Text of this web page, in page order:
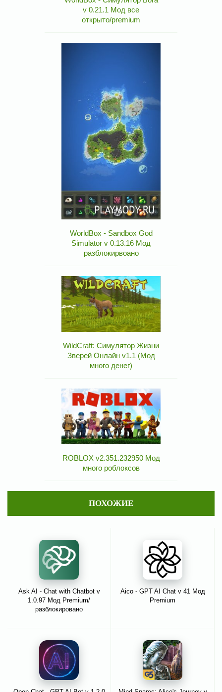
v 0.21.1 Мод все
открыто/premium
WorldBox - Sandbox God
Simulator v 0.13.16 Мод
разблокирвоано
WildCraft: Симулятор Жизни
Зверей Онлайн v1.1 (Мод
много денег)
ROBLOX v2.351.232950 Мод
много роблоксов
ПОХОЖИЕ
Ask AI - Chat with Chatbot v
1.0.97 Мод Premium/
разблокировано
Aico - GPT AI Chat v 41 Мод
Premium